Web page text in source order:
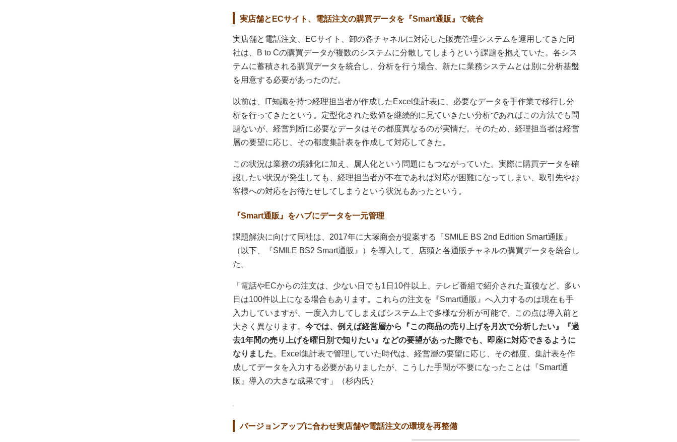
実店舗とECサイト、電話注文の購買データを『Smart通販』で統合
実店舗と電話注文、ECサイト、卸の各チャネルに対応した販売管理システムを運用してきた同
社は、B to Cの購買データが複数のシステムに分散してしまうという課題を抱えていた。各シス
テムに蓄積される購買データを統合し、分析を行う場合、新たに業務システムとは別に分析基盤
を用意する必要があったのだ。
以前は、IT知識を持つ経理担当者が作成したExcel集計表に、必要なデータを手作業で移行し分
析を行ってきたという。定型化された数値を継続的に見ていきたい分析であればこの方法でも問
題ないが、経営判断に必要なデータはその都度異なるのが実情だ。そのため、経理担当者は経営
層の要望に応じ、その都度集計表を作成して対応してきた。
この状況は業務の煩雑化に加え、属人化という問題にもつながっていた。実際に購買データを確
認したい状況が発生しても、経理担当者が不在であれば対応が困難になってしまい、取引先やお
客様への対応をお待たせしてしまうという状況もあったという。
『Smart通販』をハブにデータを一元管理
課題解決に向けて同社は、2017年に大塚商会が提案する『SMILE BS 2nd Edition Smart通販』
（以下、『SMILE BS2 Smart通販』）を導入して、店頭と各通販チャネルの購買データを統合し
た。
「電話やECからの注文は、少ない日でも1日10件以上、テレビ番組で紹介された直後など、多い
日は100件以上になる場合もあります。これらの注文を『Smart通販』へ入力するのは現在も手
入力していますが、一度入力してしまえばシステム上で多様な分析が可能で、この点は導入前と
大きく異なります。 今では、例えば経営層から『この商品の売り上げを月次で分析したい』『過
去1年間の売り上げを曜日別で知りたい』などの要望があった際でも、即座に対応できるように
なりました。Excel集計表で管理していた時代は、経営層の要望に応じ、その都度、集計表を作
成してデータを入力する必要がありましたが、こうした手間が不要になったことは『Smart通
販』導入の大きな成果です」（杉内氏）
バージョンアップに合わせ実店舗や電話注文の環境を再整備